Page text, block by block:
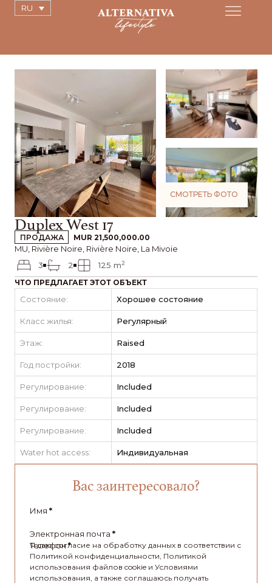
RU
СМОТРЕТЬ ФОТО
Duplex West 17
ПРОДАЖА MUR 21,500,000.00
MU, Rivière Noire, Rivière Noire, La Mivoie
3
2 125 m2
ЧТО ПРЕДЛАГАЕТ ЭТОТ ОБЪЕКТ
Состояние: Хорошее состояние
Класс жилья: Регулярный
Этаж: Raised
Год постройки: 2018
Регулирование: Included
Регулирование: Included
Регулирование: Included
Water hot access: Индивидуальная
Вас заинтересовало?
Имя *
Электронная почта *
Телефон*
Я даю согласие на обработку данных в соответствии с
Политикой конфиденциальности, Политикой
использования файлов cookie и Условиями
использования, а также соглашаюсь получать